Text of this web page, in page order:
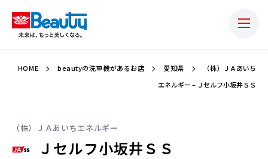
HOME beautyの洗車機があるお店 愛知県
（株）ＪＡあいち
エネルギー – Ｊセルフ小坂井ＳＳ
（株）ＪＡあいちエネルギー
Ｊセルフ小坂井ＳＳ